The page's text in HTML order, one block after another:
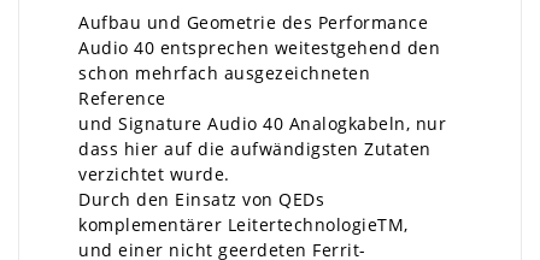
Aufbau und Geometrie des Performance
Audio 40 entsprechen weitestgehend den
schon mehrfach ausgezeichneten
Reference
und Signature Audio 40 Analogkabeln, nur
dass hier auf die aufwändigsten Zutaten
verzichtet wurde.
Durch den Einsatz von QEDs
komplementärer LeitertechnologieTM,
und einer nicht geerdeten Ferrit-